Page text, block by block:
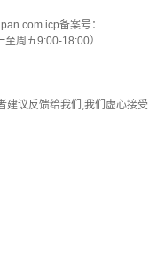
icp备案号：
周五9:00-18:00）
建议反馈给我们,我们虚心接受